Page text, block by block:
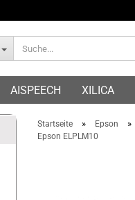
AISPEECH XILICA
Startseite » Epson »
Epson ELPLM10